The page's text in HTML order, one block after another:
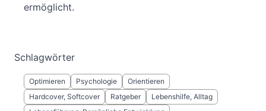
ermöglicht.
Schlagwörter
Optimieren Psychologie
Orientieren
Hardcover, Softcover
Ratgeber
Lebenshilfe, Alltag